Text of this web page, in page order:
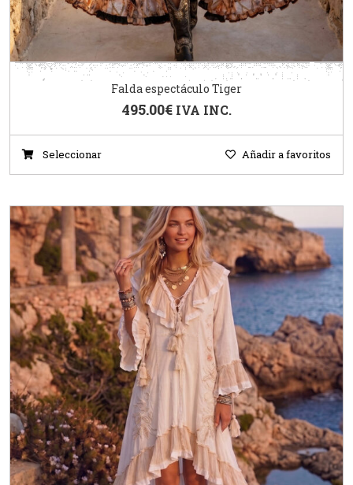
Falda espectáculo Tiger
495.00€ IVA INC.
Seleccionar Añadir a favoritos